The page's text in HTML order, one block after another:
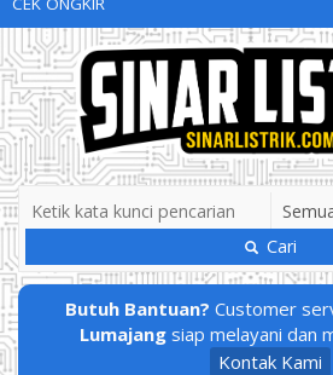
Cari
Butuh Bantuan? Customer
Lumajang siap melayani dan
Kontak Kami